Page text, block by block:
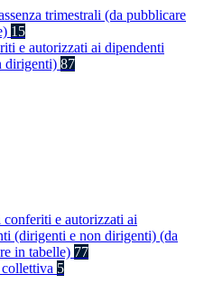
trimestrali (da pubblicare
15
e autorizzati ai dipendenti
dirigenti) 87
e autorizzati ai
(dirigenti e non dirigenti) (da
in tabelle) 77
5